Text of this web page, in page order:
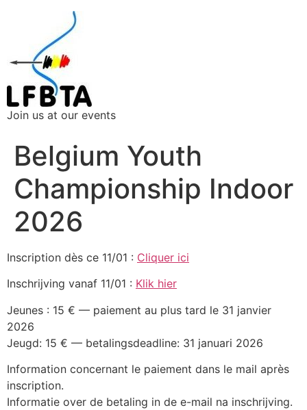
Join us at our events
Belgium Youth
Championship Indoor
2026
Inscription dès ce 11/01 : Cliquer ici
Inschrijving vanaf 11/01 : Klik hier
Jeunes : 15 € — paiement au plus tard le 31 janvier
2026
Jeugd: 15 € — betalingsdeadline: 31 januari 2026
Information concernant le paiement dans le mail après
inscription.
Informatie over de betaling in de e-mail na inschrijving.